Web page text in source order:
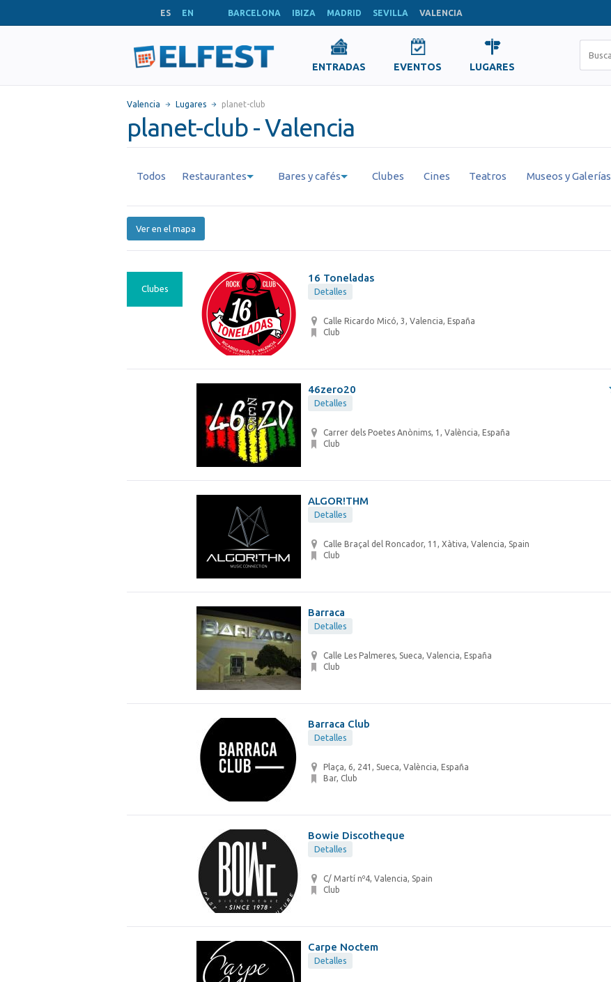
ES EN BARCELONA IBIZA MADRID SEVILLA VALENCIA
ENTRADAS EVENTOS LUGARES
Valencia Lugares planet-club
planet-club - Valencia
Todos Restaurantes Bares y cafés Clubes Cines Teatros Museos y Galerías
Ver en el mapa
Clubes
16 Toneladas
Detalles
Calle Ricardo Micó, 3, Valencia, España
Club
46zero20
Detalles
Carrer dels Poetes Anònims, 1, València, España
Club
ALGOR!THM
Detalles
Calle Braçal del Roncador, 11, Xàtiva, Valencia, Spain
Club
Barraca
Detalles
Calle Les Palmeres, Sueca, Valencia, España
Club
Barraca Club
Detalles
Plaça, 6, 241, Sueca, València, España
Bar, Club
Bowie Discotheque
Detalles
C/ Martí nº4, Valencia, Spain
Club
Carpe Noctem
Detalles